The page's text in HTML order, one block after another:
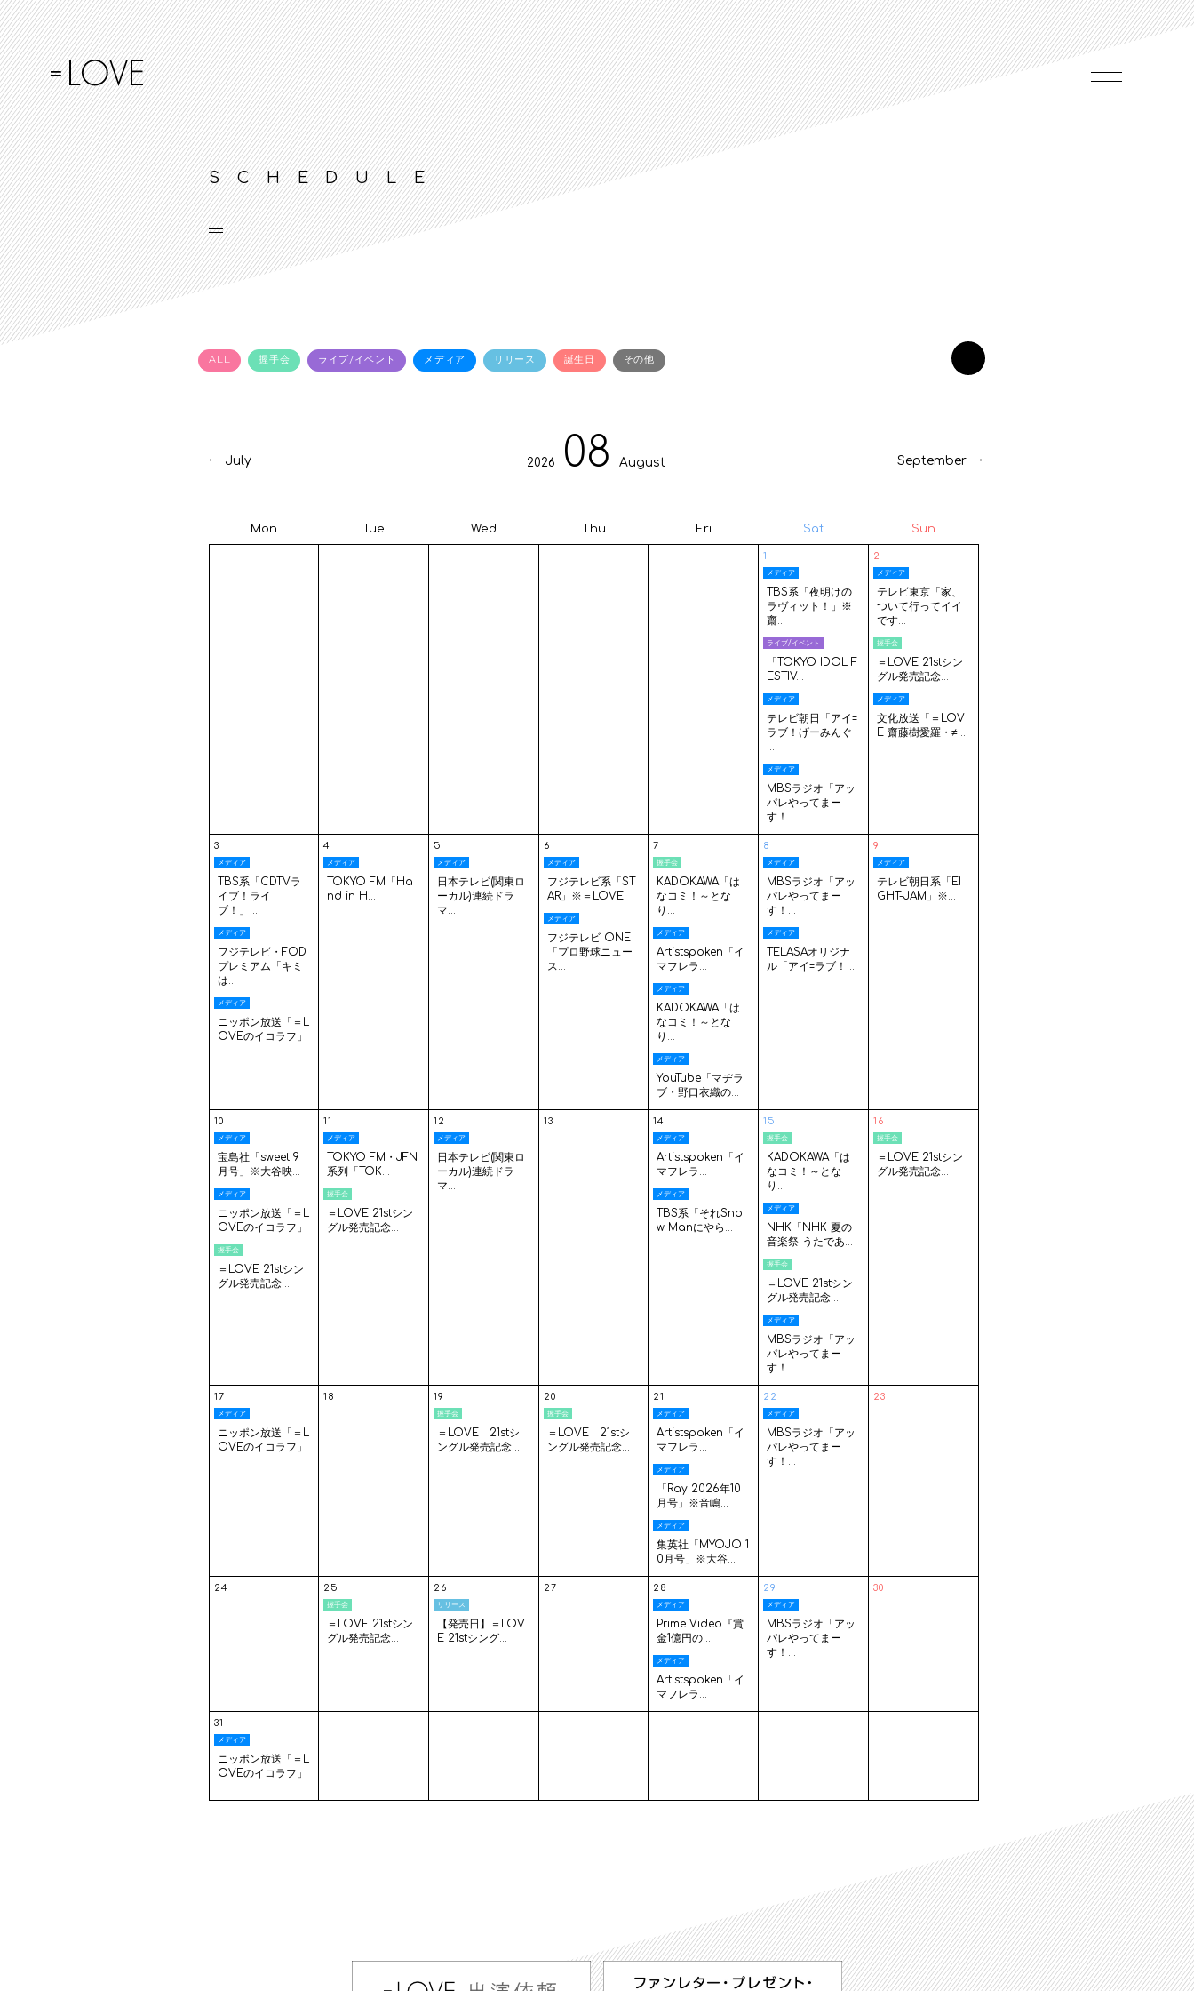
SCHEDULE
ALL 握手会 ライブ/イベント メディア リリース 誕生日 その他
July 2026 08 August September
Mon Tue Wed Thu Fri Sat Sun
1
メディア
TBS系「夜明けの
ラヴィット！」※
齋...
ライブ/イベント
「TOKYO IDOL F
ESTIV...
メディア
テレビ朝日「アイ=
ラブ！げーみんぐ
...
メディア
MBSラジオ「アッ
パレやってまー
す！...
2
メディア
テレビ東京「家、
ついて行ってイイ
です...
握手会
＝LOVE 21stシン
グル発売記念...
メディア
文化放送「＝LOV
E 齋藤樹愛羅・≠...
3
メディア
TBS系「CDTVラ
イブ！ライ
ブ！」...
メディア
フジテレビ・FOD
プレミアム「キミ
は...
メディア
ニッポン放送「＝L
OVEのイコラフ」
4
メディア
TOKYO FM「Ha
nd in H...
5
メディア
日本テレビ(関東ロ
ーカル)連続ドラ
マ...
6
メディア
フジテレビ系「ST
AR」※＝LOVE
メディア
フジテレビ ONE
「プロ野球ニュー
ス...
7
握手会
KADOKAWA「は
なコミ！～とな
り...
メディア
Artistspoken「イ
マフレラ...
メディア
KADOKAWA「は
なコミ！～とな
り...
メディア
YouTube「マヂラ
ブ・野口衣織の...
8
メディア
MBSラジオ「アッ
パレやってまー
す！...
メディア
TELASAオリジナ
ル「アイ=ラブ！...
9
メディア
テレビ朝日系「EI
GHT-JAM」※...
10
メディア
宝島社「sweet 9
月号」※大谷映...
メディア
ニッポン放送「＝L
OVEのイコラフ」
握手会
＝LOVE 21stシン
グル発売記念...
11
メディア
TOKYO FM・JFN
系列「TOK...
握手会
＝LOVE 21stシン
グル発売記念...
12
メディア
日本テレビ(関東ロ
ーカル)連続ドラ
マ...
13 14
メディア
Artistspoken「イ
マフレラ...
メディア
TBS系「それSno
w Manにやら...
15
握手会
KADOKAWA「は
なコミ！～とな
り...
メディア
NHK「NHK 夏の
音楽祭 うたであ...
握手会
＝LOVE 21stシン
グル発売記念...
メディア
MBSラジオ「アッ
パレやってまー
す！...
16
握手会
＝LOVE 21stシン
グル発売記念...
17
メディア
ニッポン放送「＝L
OVEのイコラフ」
18 19
握手会
＝LOVE 21stシ
ングル発売記念...
20
握手会
＝LOVE 21stシ
ングル発売記念...
21
メディア
Artistspoken「イ
マフレラ...
メディア
「Ray 2026年10
月号」※音嶋...
メディア
集英社「MYOJO 1
0月号」※大谷...
22
メディア
MBSラジオ「アッ
パレやってまー
す！...
23
24 25
握手会
＝LOVE 21stシン
グル発売記念...
26
リリース
【発売日】＝LOV
E 21stシング...
27 28
メディア
Prime Video『賞
金1億円の...
メディア
Artistspoken「イ
マフレラ...
29
メディア
MBSラジオ「アッ
パレやってまー
す！...
30
31
メディア
ニッポン放送「＝L
OVEのイコラフ」